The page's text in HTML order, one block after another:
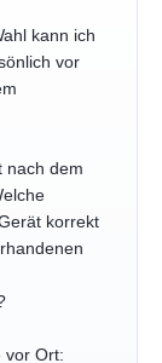
kann ich
vor
nach dem
korrekt
vor Ort: